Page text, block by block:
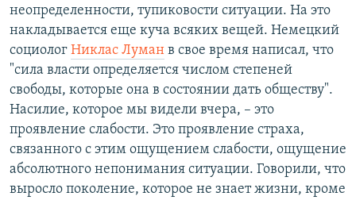
неопределенности, тупиковости ситуации. На это
накладывается еще куча всяких вещей. Немецкий
социолог Никлас Луман в свое время написал, что
"сила власти определяется числом степеней
свободы, которые она в состоянии дать обществу".
Насилие, которое мы видели вчера, – это
проявление слабости. Это проявление страха,
связанного с этим ощущением слабости, ощущение
абсолютного непонимания ситуации. Говорили, что
выросло поколение, которое не знает жизни, кроме